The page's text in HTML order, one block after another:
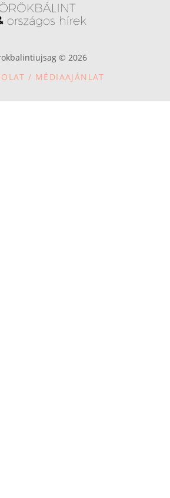
© 2026
/ MÉDIAAJÁNLAT